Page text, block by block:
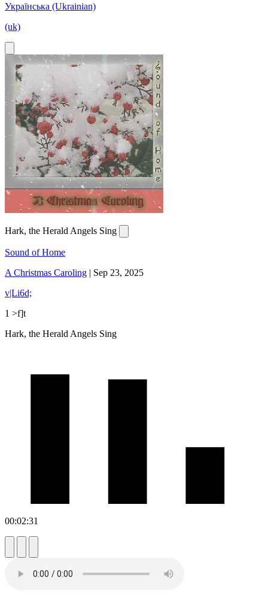
Українська (Ukrainian)
(uk)
Hark, the Herald Angels Sing
Sound of Home
A Christmas Caroling | Sep 23, 2025
v|Li6d;
1 >f]t
Hark, the Herald Angels Sing
00:02:31